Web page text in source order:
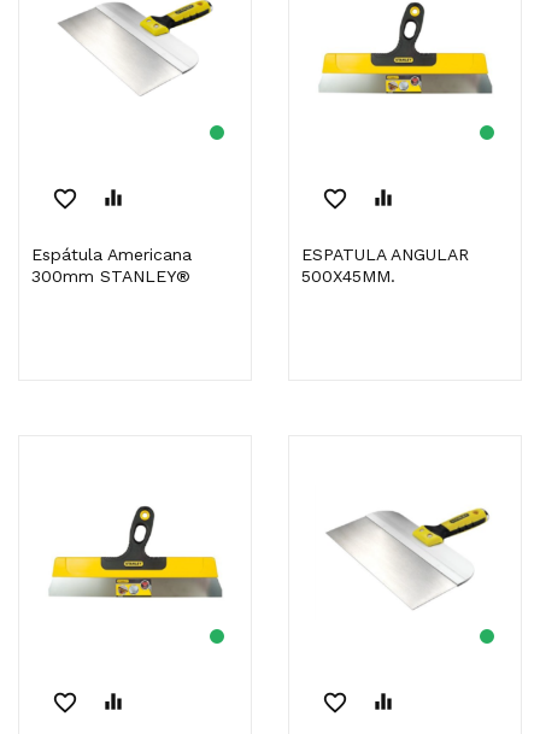
favorite_border equalizer
Espátula Americana
300mm STANLEY®
favorite_border equalizer
ESPATULA ANGULAR
500X45MM.
favorite_border equalizer favorite_border equalizer